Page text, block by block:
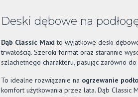
Deski dębowe na
Dąb Classic Maxi to wyjątkowe deski
trwałością. Szeroki format oraz starannie
szlachetnego charakteru, pasując zarówno
To idealne rozwiązanie na ogrzewanie
komfort użytkowania przez lata. Dąb Classic